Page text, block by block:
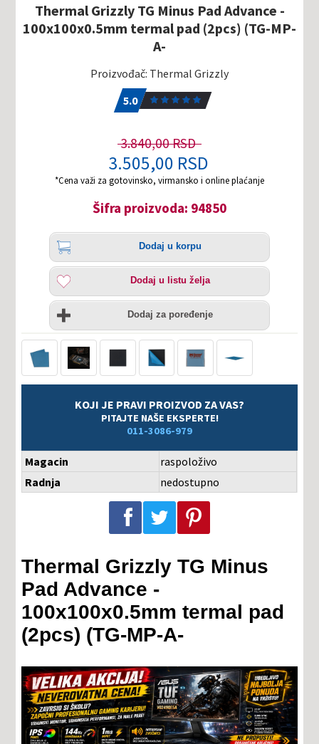
Thermal Grizzly TG Minus Pad Advance -
100x100x0.5mm termal pad (2pcs) (TG-MP-
A-
Proizvođač: Thermal Grizzly
5.0
3.840,00 RSD
3.505,00 RSD
*Cena važi za gotovinsko, virmansko i online plaćanje
Šifra proizvoda: 94850
Količina
Dodaj
korpu
Dodaj u korpu
Dodaj
listu
želja
Dodaj u listu želja
Uporedi
Dodaj za poređenje
KOJI JE PRAVI PROIZVOD ZA VAS?
PITAJTE NAŠE EKSPERTE!
011-3086-979
Magacin
raspoloživo
Radnja
nedostupno
Podeli na Facebook-u Podeli na Twitter-u Podeli na Pinterest-u
Thermal Grizzly TG Minus
Pad Advance -
100x100x0.5mm termal pad
(2pcs) (TG-MP-A-